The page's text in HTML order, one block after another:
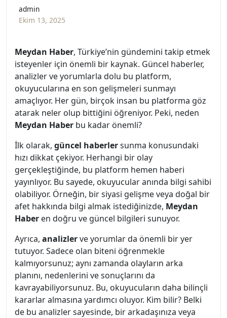
admin
Ekim 13, 2025
Meydan Haber, Türkiye’nin gündemini takip etmek
isteyenler için önemli bir kaynak. Güncel haberler,
analizler ve yorumlarla dolu bu platform,
okuyucularına en son gelişmeleri sunmayı
amaçlıyor. Her gün, birçok insan bu platforma göz
atarak neler olup bittiğini öğreniyor. Peki, neden
Meydan Haber bu kadar önemli?
İlk olarak, güncel haberlersunma konusundaki
hızı dikkat çekiyor. Herhangi bir olay
gerçekleştiğinde, bu platform hemen haberi
yayınlıyor. Bu sayede, okuyucular anında bilgi sahibi
olabiliyor. Örneğin, bir siyasi gelişme veya doğal bir
afet hakkında bilgi almak istediğinizde, Meydan
Haber en doğru ve güncel bilgileri sunuyor.
Ayrıca, analizlerve yorumlar da önemli bir yer
tutuyor. Sadece olan biteni öğrenmekle
kalmıyorsunuz; aynı zamanda olayların arka
planını, nedenlerini ve sonuçlarını da
kavrayabiliyorsunuz. Bu, okuyucuların daha bilinçli
kararlar almasına yardımcı oluyor. Kim bilir? Belki
de bu analizler sayesinde, bir arkadaşınıza veya